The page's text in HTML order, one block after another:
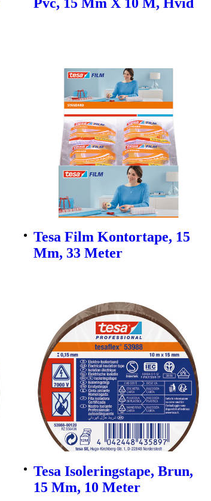
Tesa Film Kontortape, 15
Mm, 33 Meter
Tesa Isoleringstape, Brun,
15 Mm, 10 Meter